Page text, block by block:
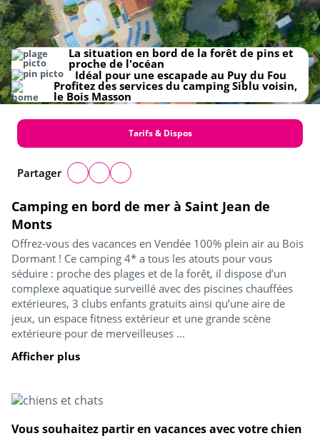
Camping en bord de mer à Saint Jean de
Monts
Offrez-vous des vacances en Vendée 100% plein air au Bois
Dormant ! Ce camping 4* a tous les atouts pour vous
séduire : proche des plages et de la forêt, il dispose d’un
complexe aquatique surveillé avec des piscines chauffées
extérieures, 3 clubs enfants gratuits ainsi qu’une aire de
jeux, un espace fitness extérieur et une grande scène
extérieure pour de merveilleuses ...
Afficher plus
La situation en bord de la forêt de pins et
proche de l'océan
Idéal pour une escapade au Puy du Fou
Profitez des services du camping Siblu voisin,
le Bois Masson
Tarifs & Dispos
Partager
Vous souhaitez partir en vacances avec votre chien